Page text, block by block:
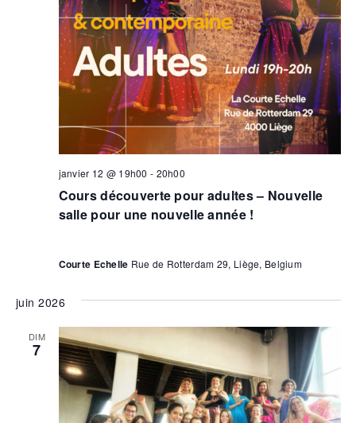
Cours découverte pour adultes – Nouvelle
salle pour une nouvelle année !
janvier 12 @ 19h00 - 20h00
Courte Echelle Rue de Rotterdam 29, Liège, Belgium
juin 2026
DIM
7